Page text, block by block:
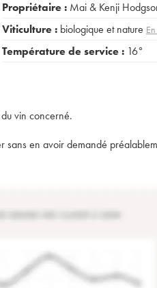
Propriétaire : Mai & Kenji
Viticulture : biologique et nature
Température de service : 16°
vin concerné.
en avoir demandé